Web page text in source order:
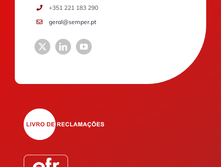
+351 221 183 290
geral@semper.pt